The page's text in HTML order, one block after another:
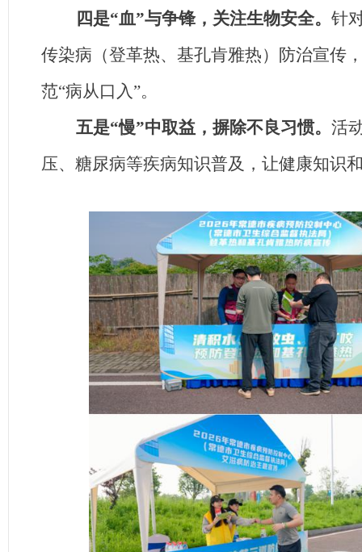
四是“血”与争锋，关注生物安全。 针
传染病（登革热、基孔肯雅热）防治宣传
范“病从口入”。
五是“慢”中取益，摒除不良习惯。 活
压、糖尿病等疾病知识普及，让健康知识